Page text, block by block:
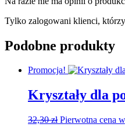
Tylko zalogowani klienci,
Podobne produkty
Promocja!
Kryształy dla
32,30zł Pierwotna cena